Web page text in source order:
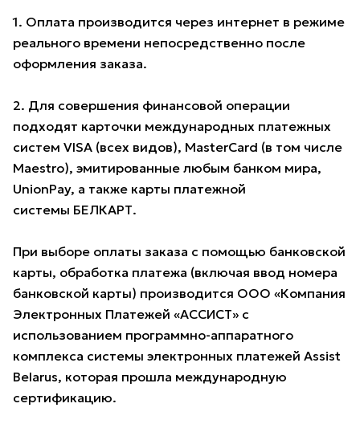
1. Оплата производится через интернет в режиме
реального времени непосредственно после
оформления заказа.
2. Для совершения финансовой операции
подходят карточки международных платежных
систем VISA (всех видов), MasterCard (в том числе
Maestro), эмитированные любым банком мира,
UnionPay, а также карты платежной
системы БЕЛКАРТ.
При выборе оплаты заказа с помощью банковской
карты, обработка платежа (включая ввод номера
банковской карты) производится ООО «Компания
Электронных Платежей «АССИСТ» с
использованием программно-аппаратного
комплекса системы электронных платежей Assist
Belarus, которая прошла международную
сертификацию.